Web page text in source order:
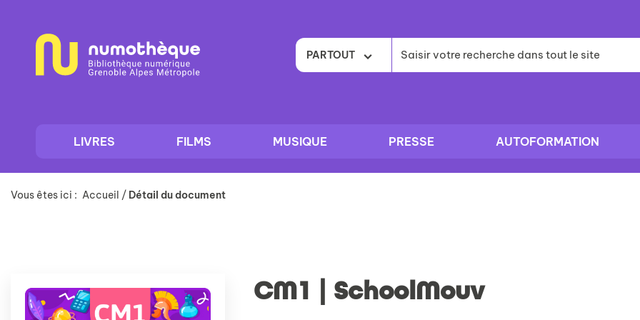
contenu
PARTOUT
LIVRES FILMS MUSIQUE PRESSE AUTOFORMATION
Vous êtes ici : Accueil / Détail du document
CM1 | SchoolMouv